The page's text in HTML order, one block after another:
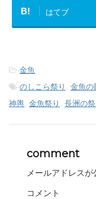
B! はてブ
-金魚
-のしこら祭り , 金魚の
神輿, 金魚祭り , 長洲の祭
comment
メールアドレスが
コメント